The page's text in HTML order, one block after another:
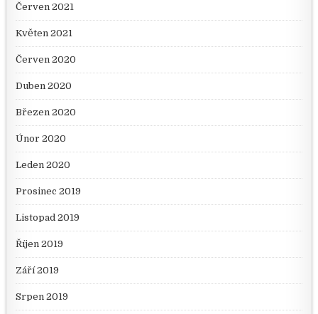
Červen 2021
Květen 2021
Červen 2020
Duben 2020
Březen 2020
Únor 2020
Leden 2020
Prosinec 2019
Listopad 2019
Říjen 2019
Září 2019
Srpen 2019